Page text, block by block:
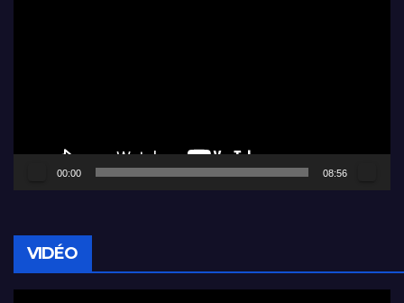
00:00 08:56
VIDÉO